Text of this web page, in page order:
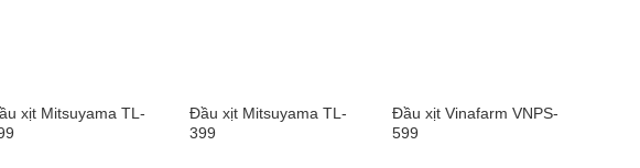
xịt Mitsuyama TL-
Đầu xịt Mitsuyama TL-
399
Đầu xịt Vinafarm VNPS-
599